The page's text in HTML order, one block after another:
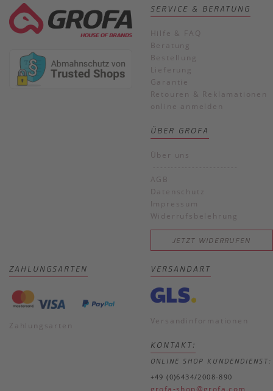
SERVICE & BERATUNG
Hilfe & FAQ
Beratung
Bestellung
Lieferung
Garantie
Retouren & Reklamationen
online anmelden
ÜBER GROFA
Über uns
------------------------
AGB
Datenschutz
Impressum
Widerrufsbelehrung
JETZT WIDERRUFEN
ZAHLUNGSARTEN
Zahlungsarten
VERSANDART
Versandinformationen
KONTAKT:
ONLINE SHOP KUNDENDIENST:
+49 (0)6434/2008-890
grofa-shop@grofa.com